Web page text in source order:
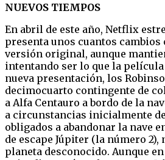
NUEVOS TIEMPOS
En abril de este año, Netflix
presenta unos cuantos cambios
versión original, aunque
intentando ser lo que la película
nueva presentación, los
decimocuarto contingente de
a Alfa Centauro a bordo de la
a circunstancias inicialmente
obligados a abandonar la nave
de escape Júpiter (la número 2),
planeta desconocido. Aunque